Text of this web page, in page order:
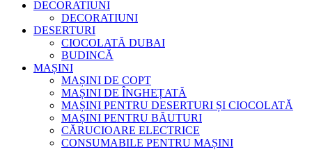
DECORATIUNI
DECORATIUNI
DESERTURI
CIOCOLATĂ DUBAI
BUDINCĂ
MAȘINI
MAȘINI DE COPT
MAȘINI DE ÎNGHEȚATĂ
MAȘINI PENTRU DESERTURI ȘI CIOCOLATĂ
MAȘINI PENTRU BĂUTURI
CĂRUCIOARE ELECTRICE
CONSUMABILE PENTRU MAȘINI